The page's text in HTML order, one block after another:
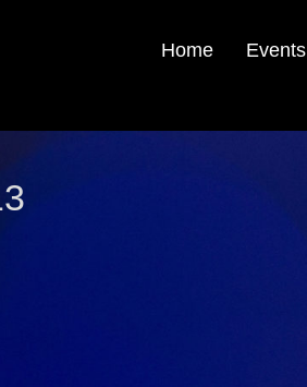
Home Events